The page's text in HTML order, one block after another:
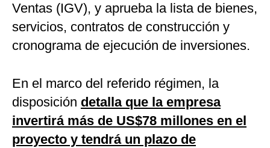
Ventas (IGV), y aprueba la lista de bienes,
servicios, contratos de construcción y
cronograma de ejecución de inversiones.
En el marco del referido régimen, la
disposición detalla que la empresa
invertirá más de US$78 millones en el
proyecto y tendrá un plazo de